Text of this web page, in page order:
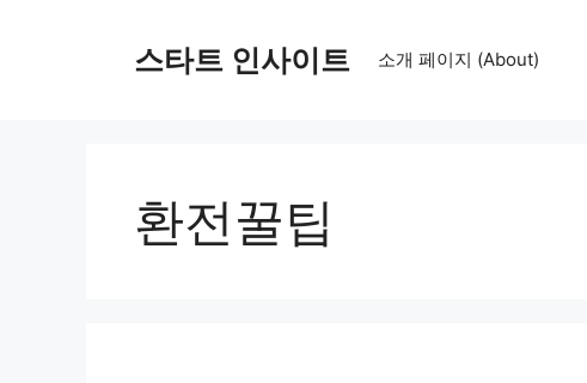
스타트 인사이트 소개 페이지 (About)
환전꿀팁